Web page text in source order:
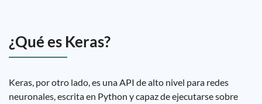
¿Qué es Keras?
Keras, por otro lado, es una API de alto nivel para redes
neuronales, escrita en Python y capaz de ejecutarse sobre